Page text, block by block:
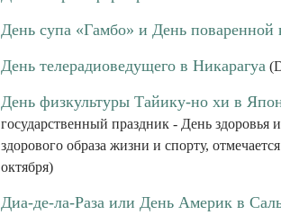
День супа «Гамбо» и День
День телерадиоведущего в Никарагуа
День физкультуры Тайику-но хи в
государственный праздник - День здоровья
здорового образа жизни и спорту,
октября)
Диа-де-ла-Раза или День Америк в